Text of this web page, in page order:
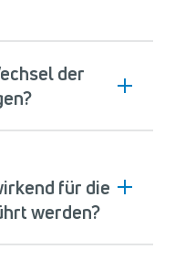
der
für die
werden?